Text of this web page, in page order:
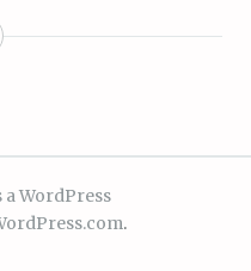
WordPress
.